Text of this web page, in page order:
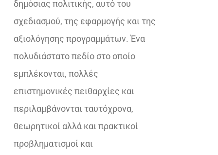
δημόσιας πολιτικής, αυτό του
σχεδιασμού, της εφαρμογής και της
αξιολόγησης προγραμμάτων. Ένα
πολυδιάστατο πεδίο στο οποίο
εμπλέκονται, πολλές
επιστημονικές πειθαρχίες και
περιλαμβάνονται ταυτόχρονα,
θεωρητικοί αλλά και πρακτικοί
προβληματισμοί και